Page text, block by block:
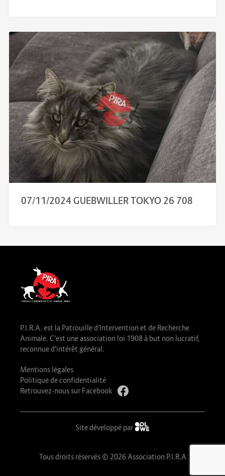
07/11/2024 GUEBWILLER TOKYO 26 708
P.I.R.A. est la Patrouille d’Intervention et de Recherche
Animale. C’est une association loi 1908 à but non lucratif,
reconnue d’intérêt général.
Mentions légales
Politique de confidentialité
Retrouvez-nous sur Facebook
Site développé par
Tous droits réservés © 2026 Association P.I.R.A